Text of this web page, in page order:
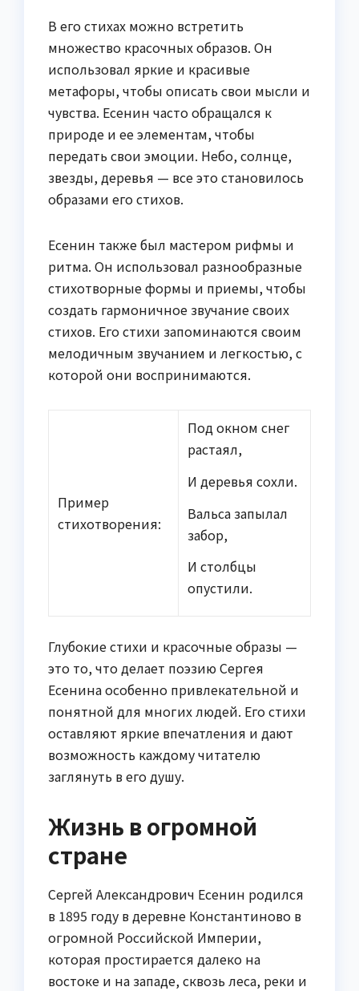
В его стихах можно встретить
множество красочных образов. Он
использовал яркие и красивые
метафоры, чтобы описать свои мысли и
чувства. Есенин часто обращался к
природе и ее элементам, чтобы
передать свои эмоции. Небо, солнце,
звезды, деревья — все это становилось
образами его стихов.
Есенин также был мастером рифмы и
ритма. Он использовал разнообразные
стихотворные формы и приемы, чтобы
создать гармоничное звучание своих
стихов. Его стихи запоминаются своим
мелодичным звучанием и легкостью, с
которой они воспринимаются.
Пример
стихотворения:
Под окном снег
растаял,
И деревья сохли.
Вальса запылал
забор,
И столбцы
опустили.
Глубокие стихи и красочные образы —
это то, что делает поэзию Сергея
Есенина особенно привлекательной и
понятной для многих людей. Его стихи
оставляют яркие впечатления и дают
возможность каждому читателю
заглянуть в его душу.
Жизнь в огромной
стране
Сергей Александрович Есенин родился
в 1895 году в деревне Константиново в
огромной Российской Империи,
которая простирается далеко на
востоке и на западе, сквозь леса, реки и